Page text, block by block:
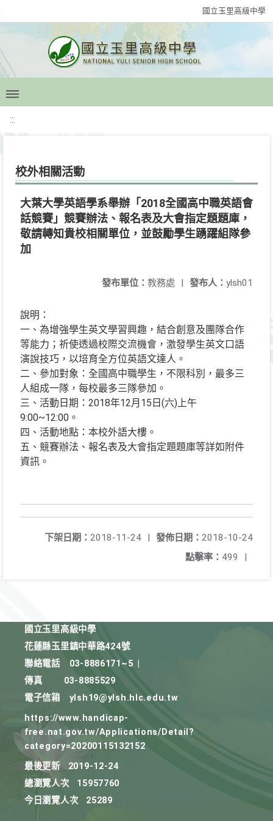
國立玉里高級中學
:::
校外相關活動
大葉大學英語學系舉辦「2018全國高中職英語會
話競賽」競賽辦法、報名表及大會指定題題庫，
敬請轉知貴校相關單位，並鼓勵學生踴躍組隊參
加
發布人： ylsh01
發布單位： 教務處 |
說明：
一、為增強學生英文學習興趣，結合創意及團隊合作
等能力；祈使透過校際交流機會，激發學生英文口語
演說技巧，以培育全方位英語文達人。
二、參加對象：全國高中職學生，不限科別，最多三
人組成一隊，每校最多三隊參加。
三、活動日期：2018年12月15日(六)上午
9:00~12:00。
四、活動地點：本校外語大樓。
五、競賽辦法、報名表及大會指定題題庫等詳如附件
資訊。
發佈日期： 2018-10-24
下架日期： 2018-11-24
|
點擊率： 499 |
國立玉里高級中學
花蓮縣玉里鎮中華路424號
聯絡電話
03-8886171~5
傳真
03-8885529
電子信箱
ylsh19@ylsh.hlc.edu.tw
https://www.handicap-
free.nat.gov.tw/Applications/Detail?
category=20200115132152
最後更新
2019-12-24
總瀏覽人次
15957760
今日瀏覽人次
25289